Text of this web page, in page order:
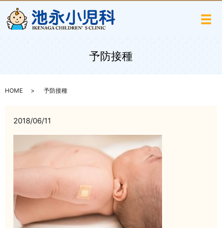
メ
予防接種
HOME 予防接種
2018/06/11